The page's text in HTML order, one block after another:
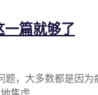
篇就够了
题，大多数都是因为